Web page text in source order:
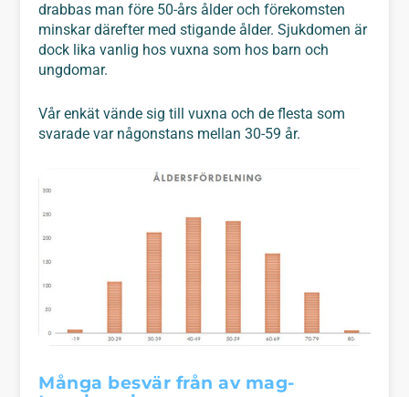
drabbas man före 50-års ålder och förekomsten
minskar därefter med stigande ålder. Sjukdomen är
dock lika vanlig hos vuxna som hos barn och
ungdomar.
Vår enkät vände sig till vuxna och de flesta som
svarade var någonstans mellan 30-59 år.
Många besvär från av mag-